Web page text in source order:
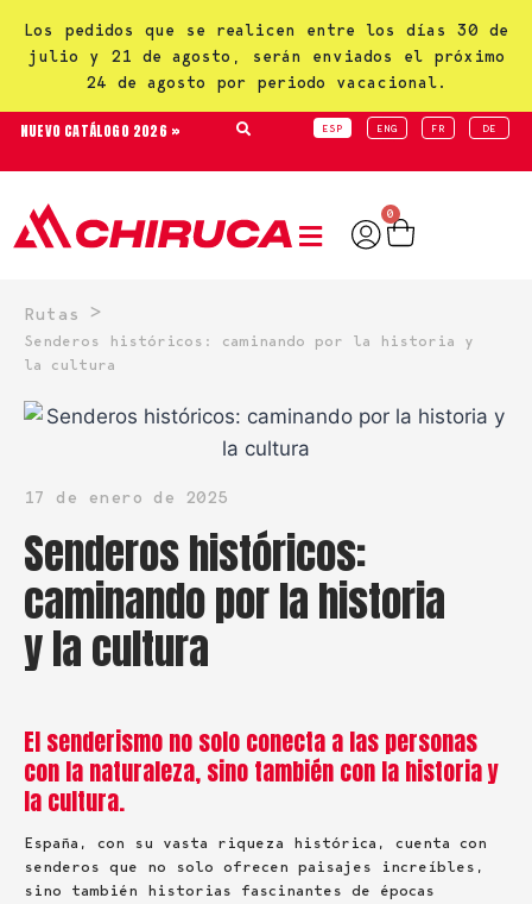
Los pedidos que se realicen entre los días 30 de
julio y 21 de agosto, serán enviados el próximo
24 de agosto por periodo vacacional.
NUEVO CATÁLOGO 2026 » ESP ENG FR DE
0
Rutas >
Senderos históricos: caminando por la historia y
la cultura
17 de enero de 2025
Senderos históricos:
caminando por la historia
y la cultura
El senderismo no solo conecta a las personas
con la naturaleza, sino también con la historia y
la cultura.
España, con su vasta riqueza histórica, cuenta con
senderos que no solo ofrecen paisajes increíbles,
sino también historias fascinantes de épocas